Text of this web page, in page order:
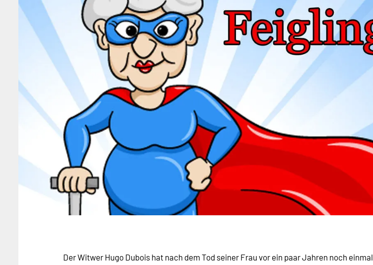
Der Witwer Hugo Dubois hat nach dem Tod seiner Frau vor ein paar Jahren noch einmal